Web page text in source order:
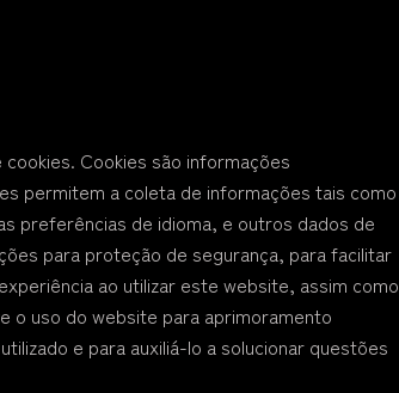
Cookies são informações
permitem a coleta de informações tais como
preferências de idioma, e outros dados de
para proteção de segurança, para facilitar
ao utilizar este website, assim como
o uso do website para aprimoramento
e para auxiliá-lo a solucionar questões